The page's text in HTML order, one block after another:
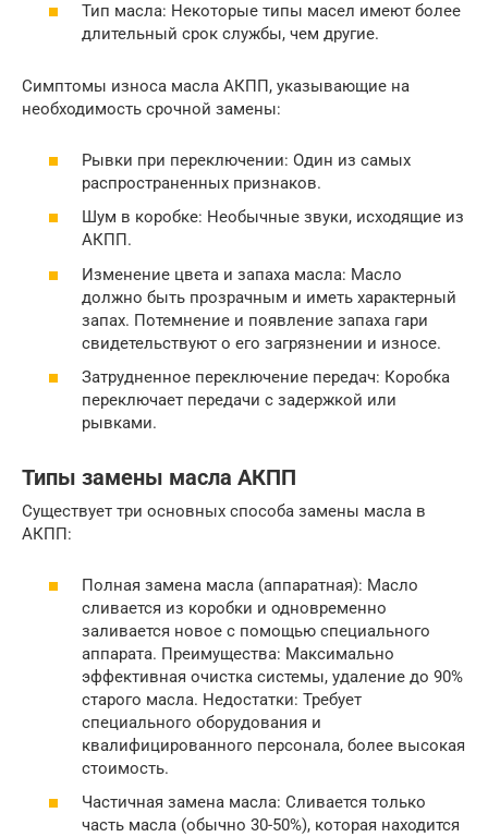
Тип масла: Некоторые типы масел имеют более
длительный срок службы, чем другие.
Симптомы износа масла АКПП, указывающие на
необходимость срочной замены:
Рывки при переключении: Один из самых
распространенных признаков.
Шум в коробке: Необычные звуки, исходящие из
АКПП.
Изменение цвета и запаха масла: Масло
должно быть прозрачным и иметь характерный
запах. Потемнение и появление запаха гари
свидетельствуют о его загрязнении и износе.
Затрудненное переключение передач: Коробка
переключает передачи с задержкой или
рывками.
Типы замены масла АКПП
Существует три основных способа замены масла в
АКПП:
Полная замена масла (аппаратная): Масло
сливается из коробки и одновременно
заливается новое с помощью специального
аппарата. Преимущества: Максимально
эффективная очистка системы, удаление до 90%
старого масла. Недостатки: Требует
специального оборудования и
квалифицированного персонала, более высокая
стоимость.
Частичная замена масла: Сливается только
часть масла (обычно 30-50%), которая находится